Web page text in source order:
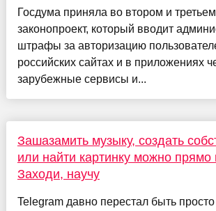
Госдума приняла во втором и
законопроект, который вводит
штрафы за авторизацию
российских сайтах и в приложениях
зарубежные сервисы и...
Зашазамить музыку, создать
или найти картинку можно прямо
Заходи, научу
Telegram давно перестал быть просто